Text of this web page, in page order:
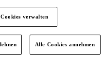
für klassischen
mühelose
Cookies verwalten
Alle Cookies annehmen